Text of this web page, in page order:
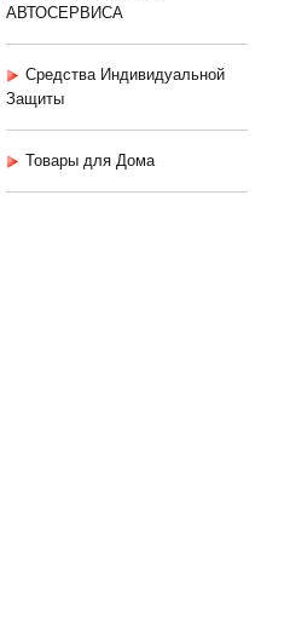
АВТОСЕРВИСА
Средства Индивидуальной
Защиты
Товары для Дома